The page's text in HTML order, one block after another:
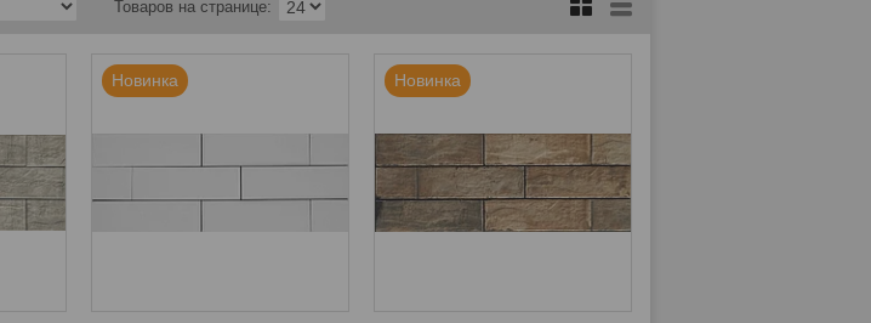
Новинка Новинка